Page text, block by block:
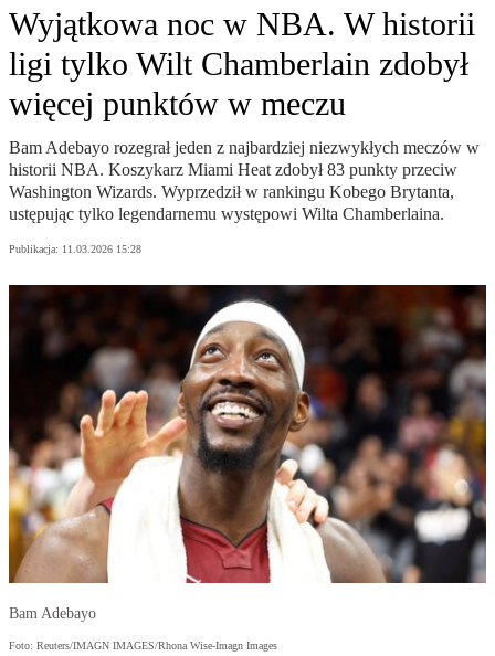
Wyjątkowa noc w NBA. W historii
ligi tylko Wilt Chamberlain zdobył
więcej punktów w meczu
Bam Adebayo rozegrał jeden z najbardziej niezwykłych meczów w
historii NBA. Koszykarz Miami Heat zdobył 83 punkty przeciw
Washington Wizards. Wyprzedził w rankingu Kobego Brytanta,
ustępując tylko legendarnemu występowi Wilta Chamberlaina.
Publikacja: 11.03.2026 15:28
Bam Adebayo
Foto: Reuters/IMAGN IMAGES/Rhona Wise-Imagn Images